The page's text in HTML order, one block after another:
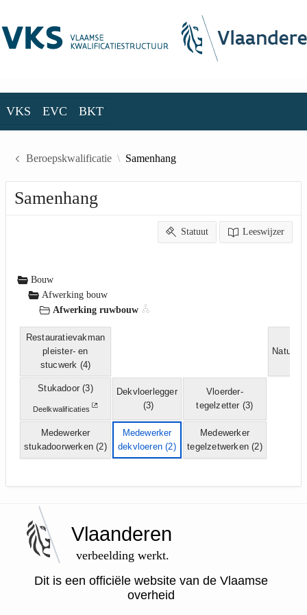
VKS EVC BKT
Beroepskwalificatie Samenhang
Samenhang
Statuut Leeswijzer
Bouw
Afwerking bouw
Afwerking ruwbouw
Restauratievakman
pleister- en
stucwerk (4)
Stukadoor (3)
Deelkwalificaties
Dekvloerlegger
(3)
Vloerder-
tegelzetter (3)
Medewerker
stukadoorwerken (2)
Medewerker
dekvloeren (2)
Medewerker
tegelzetwerken (2)
Vlaanderen
verbeelding werkt.
Dit is een officiële website van de Vlaamse
overheid